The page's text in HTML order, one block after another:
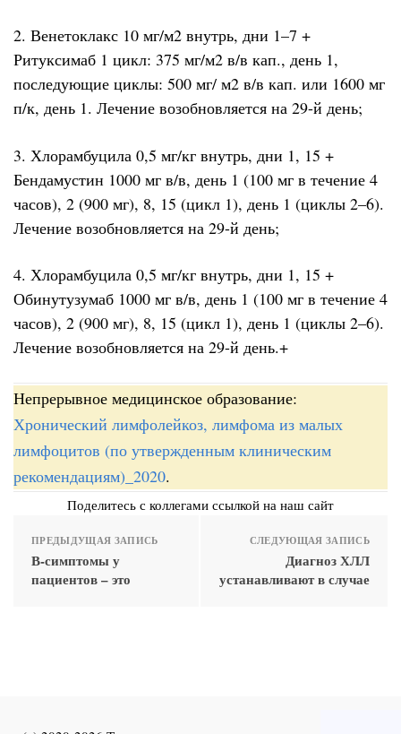
2. Венетоклакс 10 мг/м2 внутрь, дни 1–7 +
Ритуксимаб 1 цикл: 375 мг/м2 в/в кап., день 1,
последующие циклы: 500 мг/ м2 в/в кап. или 1600 мг
п/к, день 1. Лечение возобновляется на 29-й день;
3. Хлорамбуцила 0,5 мг/кг внутрь, дни 1, 15 +
Бендамустин 1000 мг в/в, день 1 (100 мг в течение 4
часов), 2 (900 мг), 8, 15 (цикл 1), день 1 (циклы 2–6).
Лечение возобновляется на 29-й день;
4. Хлорамбуцила 0,5 мг/кг внутрь, дни 1, 15 +
Обинутузумаб 1000 мг в/в, день 1 (100 мг в течение 4
часов), 2 (900 мг), 8, 15 (цикл 1), день 1 (циклы 2–6).
Лечение возобновляется на 29-й день.+
Непрерывное медицинское образование:
Хронический лимфолейкоз, лимфома из малых
лимфоцитов (по утвержденным клиническим
рекомендациям)_2020.
Поделитесь с коллегами ссылкой на наш сайт
ПРЕДЫДУЩАЯ ЗАПИСЬ
В-симптомы у
пациентов – это
СЛЕДУЮЩАЯ ЗАПИСЬ
Диагноз ХЛЛ
устанавливают в случае